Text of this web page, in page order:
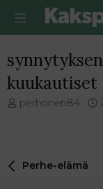
kuukautiset
V
perhonen84
Perhe-elämä